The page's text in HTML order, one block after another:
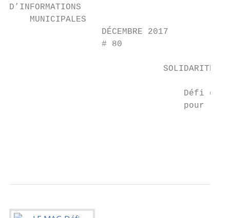
D’INFORMATIONS
    MUNICIPALES
                  DÉCEMBRE 2017
                  # 80
                              SOLIDARITÉ
Défi
pour le